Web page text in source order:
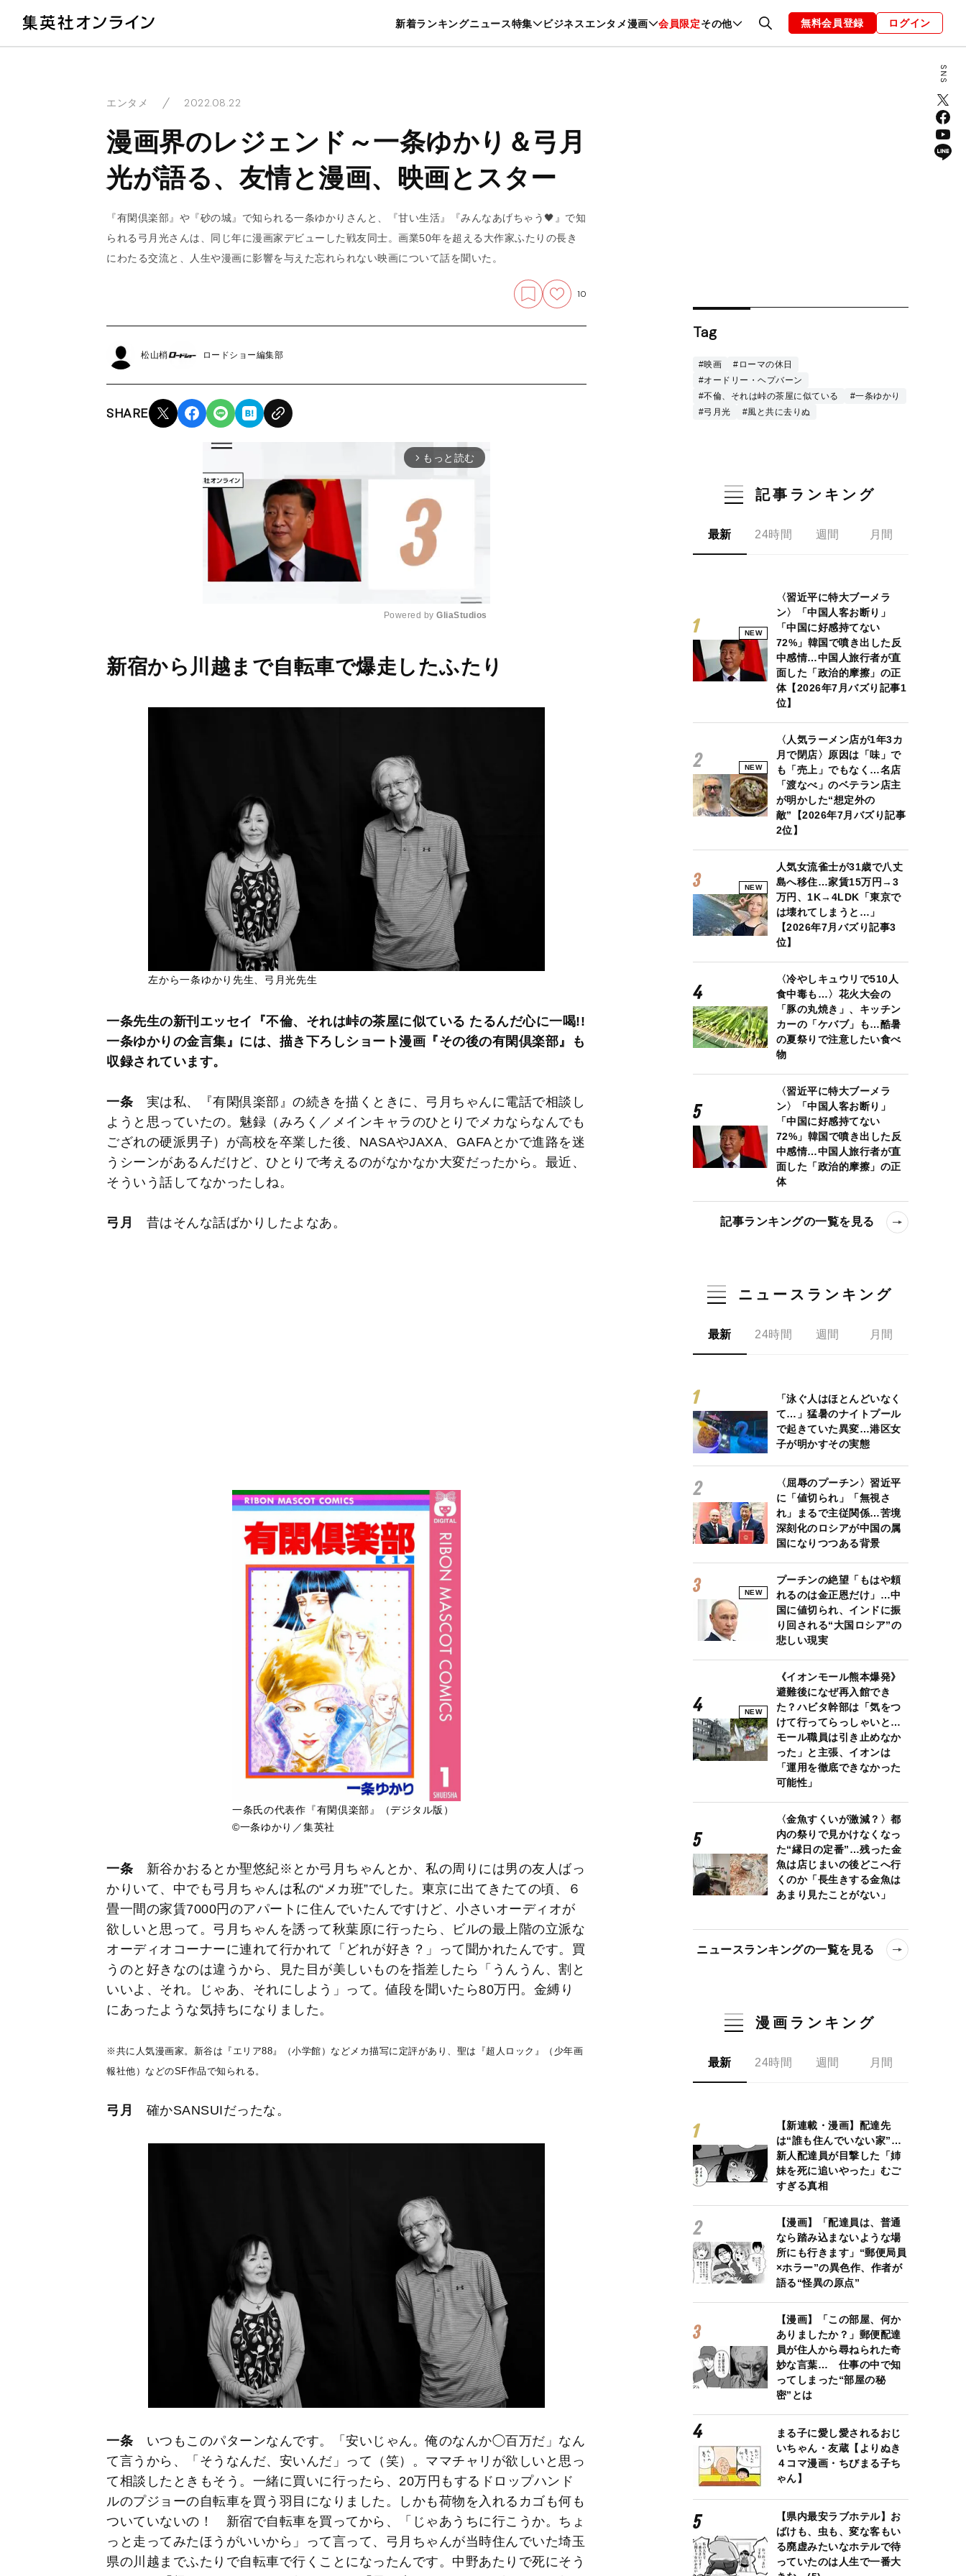
新着ランキングニュース特集 ビジネスエンタメ漫画 会員限定その他
暮らし スポーツ ヘルスケア 美容 グルメ ファッション 恋愛・結婚 編集部 お知らせ
無料会員登録 ログイン
エンタメ 2022.08.22
漫画界のレジェンド～一条ゆかり＆弓月
光が語る、友情と漫画、映画とスター
『有閑倶楽部』や『砂の城』で知られる一条ゆかりさんと、『甘い生活』『みんなあげちゃう🖤』で知
られる弓月光さんは、同じ年に漫画家デビューした戦友同士。画業50年を超える大作家ふたりの長き
にわたる交流と、人生や漫画に影響を与えた忘れられない映画について話を聞いた。
10
松山梢 ロードショー編集部
SHARE
arrow_forward_ios もっと読む
u
Powered by GliaStudios
新宿から川越まで自転車で爆走したふたり
左から一条ゆかり先生、弓月光先生
一条先生の新刊エッセイ『不倫、それは峠の茶屋に似ている たるんだ心に一喝!!
一条ゆかりの金言集』には、描き下ろしショート漫画『その後の有閑倶楽部』も
収録されています。
一条 実は私、『有閑倶楽部』の続きを描くときに、弓月ちゃんに電話で相談し
ようと思っていたの。魅録（みろく／メインキャラのひとりでメカならなんでも
ござれの硬派男子）が高校を卒業した後、NASAやJAXA、GAFAとかで進路を迷
うシーンがあるんだけど、ひとりで考えるのがなかなか大変だったから。最近、
そういう話してなかったしね。
弓月 昔はそんな話ばかりしたよなあ。
一条氏の代表作『有閑倶楽部』（デジタル版）
©一条ゆかり／集英社
一条 新谷かおるとか聖悠紀※とか弓月ちゃんとか、私の周りには男の友人ばっ
かりいて、中でも弓月ちゃんは私の“メカ班”でした。東京に出てきたての頃、６
畳一間の家賃7000円のアパートに住んでいたんですけど、小さいオーディオが
欲しいと思って。弓月ちゃんを誘って秋葉原に行ったら、ビルの最上階の立派な
オーディオコーナーに連れて行かれて「どれが好き？」って聞かれたんです。買
うのと好きなのは違うから、見た目が美しいものを指差したら「うんうん、割と
いいよ、それ。じゃあ、それにしよう」って。値段を聞いたら80万円。金縛り
にあったような気持ちになりました。
※共に人気漫画家。新谷は『エリア88』（小学館）などメカ描写に定評があり、聖は『超人ロック』（少年画
報社他）などのSF作品で知られる。
弓月 確かSANSUIだったな。
一条 いつもこのパターンなんです。「安いじゃん。俺のなんか◯百万だ」なん
て言うから、「そうなんだ、安いんだ」って（笑）。ママチャリが欲しいと思っ
て相談したときもそう。一緒に買いに行ったら、20万円もするドロップハンド
ルのプジョーの自転車を買う羽目になりました。しかも荷物を入れるカゴも何も
ついていないの！ 新宿で自転車を買ってから、「じゃあうちに行こうか。ちょ
っと走ってみたほうがいいから」って言って、弓月ちゃんが当時住んでいた埼玉
県の川越までふたりで自転車で行くことになったんです。中野あたりで死にそう
Tag
#映画
#ローマの休日
#オードリー・ヘプバーン
#不倫、それは峠の茶屋に似ている
#一条ゆかり
#弓月光
#風と共に去りぬ
記事ランキング
最新 24時間 週間 月間
NEW
〈習近平に特大ブーメラ
ン〉「中国人客お断り」
「中国に好感持てない
72%」韓国で噴き出した反
中感情…中国人旅行者が直
面した「政治的摩擦」の正
体【2026年7月バズり記事1
位】
NEW
〈人気ラーメン店が1年3カ
月で閉店〉原因は「味」で
も「売上」でもなく…名店
「渡なべ」のベテラン店主
が明かした“想定外の
敵”【2026年7月バズり記事
2位】
NEW
人気女流雀士が31歳で八丈
島へ移住…家賃15万円→3
万円、1K→4LDK「東京で
は壊れてしまうと…」
【2026年7月バズり記事3
位】
〈冷やしキュウリで510人
食中毒も…〉花火大会の
「豚の丸焼き」、キッチン
カーの「ケバブ」も…酷暑
の夏祭りで注意したい食べ
物
〈習近平に特大ブーメラ
ン〉「中国人客お断り」
「中国に好感持てない
72%」韓国で噴き出した反
中感情…中国人旅行者が直
面した「政治的摩擦」の正
体
記事ランキングの一覧を見る
ニュースランキング
最新 24時間 週間 月間
「泳ぐ人はほとんどいなく
て…」猛暑のナイトプール
で起きていた異変…港区女
子が明かすその実態
〈屈辱のプーチン〉習近平
に「値切られ」「無視さ
れ」まるで主従関係…苦境
深刻化のロシアが中国の属
国になりつつある背景
NEW
プーチンの絶望「もはや頼
れるのは金正恩だけ」…中
国に値切られ、インドに振
り回される“大国ロシア”の
悲しい現実
NEW
《イオンモール熊本爆発》
避難後になぜ再入館でき
た？ハビタ幹部は「気をつ
けて行ってらっしゃいと…
モール職員は引き止めなか
った」と主張、イオンは
「運用を徹底できなかった
可能性」
〈金魚すくいが激減？〉都
内の祭りで見かけなくなっ
た“縁日の定番”…残った金
魚は店じまいの後どこへ行
くのか「長生きする金魚は
あまり見たことがない」
ニュースランキングの一覧を見る
漫画ランキング
最新 24時間 週間 月間
【新連載・漫画】配達先
は“誰も住んでいない家”…
新人配達員が目撃した「姉
妹を死に追いやった」むご
すぎる真相
【漫画】「配達員は、普通
なら踏み込まないような場
所にも行きます」“郵便局員
×ホラー”の異色作、作者が
語る“怪異の原点”
【漫画】「この部屋、何か
ありましたか？」郵便配達
員が住人から尋ねられた奇
妙な言葉… 仕事の中で知
ってしまった“部屋の秘
密”とは
まる子に愛し愛されるおじ
いちゃん・友蔵【よりぬき
４コマ漫画・ちびまる子ち
ゃん】
【県内最安ラブホテル】お
ばけも、虫も、変な客もい
る廃虚みたいなホテルで待
っていたのは人生で一番大